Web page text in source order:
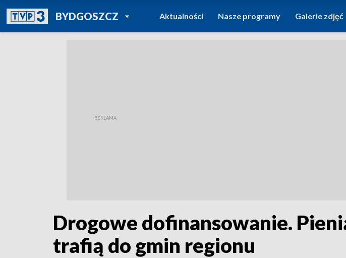
BYDGOSZCZPOWRÓT DO
TVP REGIONY
Aktualności Nasze programy Galerie zdjęć
Drogowe dofinansowanie.
trafią do gmin regionu